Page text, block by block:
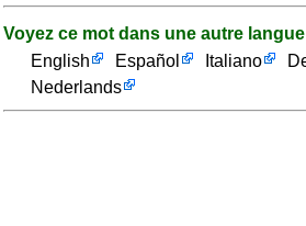
Voyez ce mot dans une autre langue
English
Español Italiano
Nederlands